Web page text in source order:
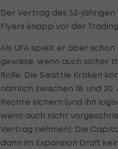
Der Vertrag des 32-
Flyers knapp vor der
Als UFA spielt er aber schon
gewisse, wenn auch sicher
Rolle. Die Seattle Kraken
nämlich zwischen 18. und 20.
Rechte sichern (und ihn
wenn auch nicht
Vertrag nehmen). Die
dann im Expansion Draft